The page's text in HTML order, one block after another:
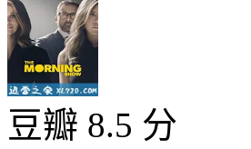
豆瓣 8.5 分